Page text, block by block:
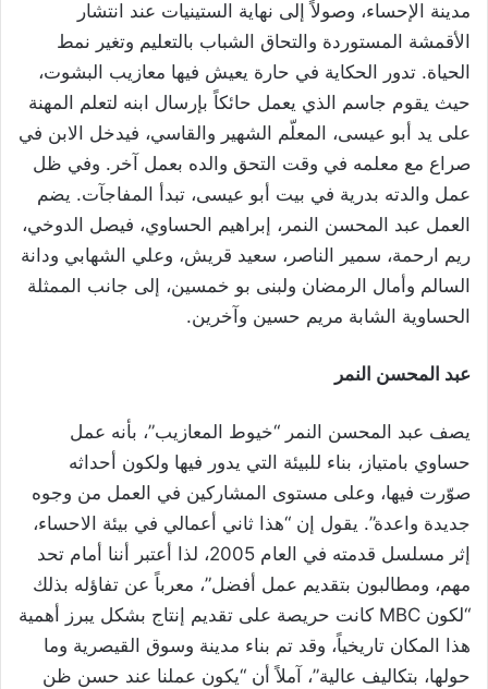
مدينة الإحساء، وصولاً إلى نهاية الستينيات عند انتشار
الأقمشة المستوردة والتحاق الشباب بالتعليم وتغير نمط
الحياة. تدور الحكاية في حارة يعيش فيها معازيب البشوت،
حيث يقوم جاسم الذي يعمل حائكاً بإرسال ابنه لتعلم المهنة
على يد أبو عيسى، المعلّم الشهير والقاسي، فيدخل الابن في
صراع مع معلمه في وقت التحق والده بعمل آخر. وفي ظل
عمل والدته بدرية في بيت أبو عيسى، تبدأ المفاجآت. يضم
العمل عبد المحسن النمر، إبراهيم الحساوي، فيصل الدوخي،
ريم ارحمة، سمير الناصر، سعيد قريش، وعلي الشهابي ودانة
السالم وأمال الرمضان ولبنى بو خمسين، إلى جانب الممثلة
الحساوية الشابة مريم حسين وآخرين.
عبد المحسن النمر
يصف عبد المحسن النمر “خيوط المعازيب”، بأنه عمل
حساوي بامتياز، بناء للبيئة التي يدور فيها ولكون أحداثه
صوّرت فيها، وعلى مستوى المشاركين في العمل من وجوه
جديدة واعدة”. يقول إن “هذا ثاني أعمالي في بيئة الاحساء،
إثر مسلسل قدمته في العام 2005، لذا أعتبر أننا أمام تحد
مهم، ومطالبون بتقديم عمل أفضل”، معرباً عن تفاؤله بذلك
“لكون MBC كانت حريصة على تقديم إنتاج بشكل يبرز أهمية
هذا المكان تاريخياً، وقد تم بناء مدينة وسوق القيصرية وما
حولها، بتكاليف عالية”، آملاً أن “يكون عملنا عند حسن ظن